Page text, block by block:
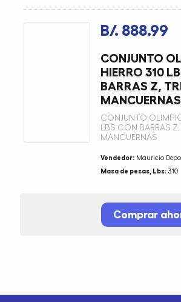
B/. 888.99
CONJUNTO
HIERRO 310
BARRAS Z,
MANCUERNAS
CONJUNTO
LBS CON BARRAS
MANCUERNAS
Vendedor: Mauricio
Masa de pesas, Lbs:310
Comprar